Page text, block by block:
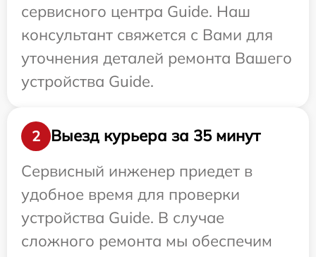
сервисного центра Guide. Наш
консультант свяжется с Вами для
уточнения деталей ремонта Вашего
устройства Guide.
2
Выезд курьера за 35 минут
Сервисный инженер приедет в
удобное время для проверки
устройства Guide. В случае
сложного ремонта мы обеспечим